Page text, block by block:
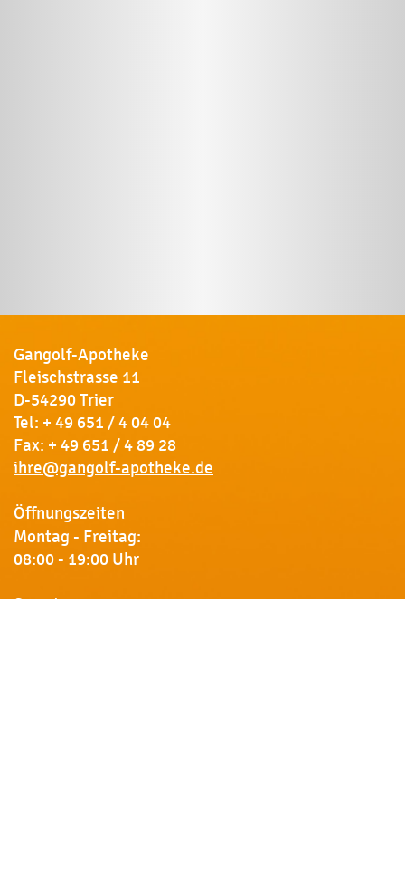
Gangolf-Apotheke
Fleischstrasse 11
D-54290 Trier
Tel: + 49 651 / 4 04 04
Fax: + 49 651 / 4 89 28
ihre@gangolf-apotheke.de
Öffnungszeiten
Montag - Freitag:
08:00 - 19:00 Uhr
Samstag: